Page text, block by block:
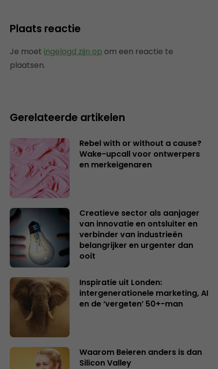
Plaats reactie
Je moet ingelogd zijn op om een reactie te
plaatsen.
Gerelateerde artikelen
Rebel with or without a cause?
Wake-upcall voor ontwerpers
en merkeigenaren
Creatieve sector als aanjager
van innovatie en ontsluiter en
verbinder van industrieën
belangrijker en urgenter dan
ooit
Inspiratie uit Londen:
intergenerationele marketing, AI
en de ‘vergeten’ 50+-man
Waarom Beieren anders is dan
Silicon Valley